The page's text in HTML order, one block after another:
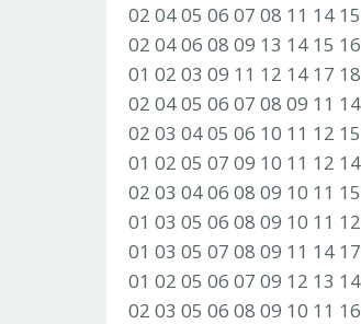
02 04 05 06 07 08 11 14
02 04 06 08 09 13 14 15
01 02 03 09 11 12 14 17
02 04 05 06 07 08 09 11
02 03 04 05 06 10 11 12
01 02 05 07 09 10 11 12
02 03 04 06 08 09 10 11
01 03 05 06 08 09 10 11
01 03 05 07 08 09 11 14
01 02 05 06 07 09 12 13
02 03 05 06 08 09 10 11